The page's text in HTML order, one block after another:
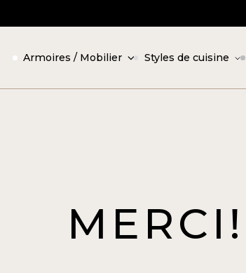
Armoires / Mobilier Styles de cuisine
MERCI!